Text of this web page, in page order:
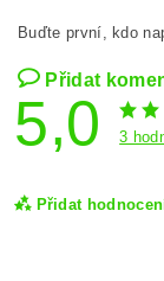
Buďte první, kdo
Přidat
5,0 3
Přidat